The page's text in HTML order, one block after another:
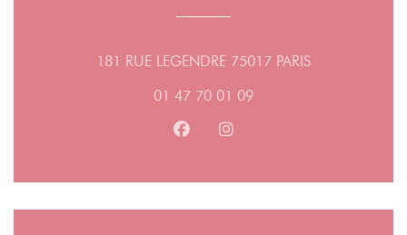
181 RUE LEGENDRE 75017 PARIS((ouvre une
01 47 70 01 09
Facebook ((ouvre une nouvelle
Instagram ((ouvre une